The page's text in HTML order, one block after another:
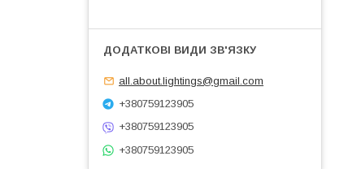
all.about.lightings@gmail.com
+380759123905
+380759123905
+380759123905